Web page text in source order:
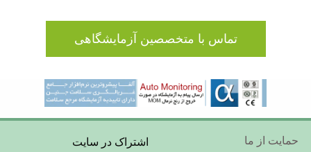
تماس با متخصصین آزمایشگاهی
Footer
اشتراک در سایت حمایت از ما